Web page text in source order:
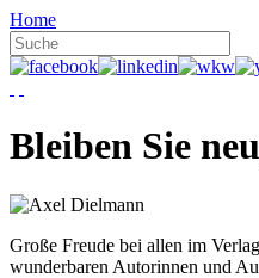
Home
Bleiben Sie
Große Freude bei allen im
wunderbaren Autorinnen und